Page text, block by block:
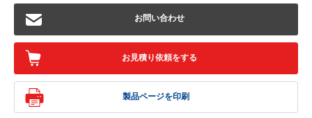
お問い合わせ
お見積り依頼をする
製品ページを印刷